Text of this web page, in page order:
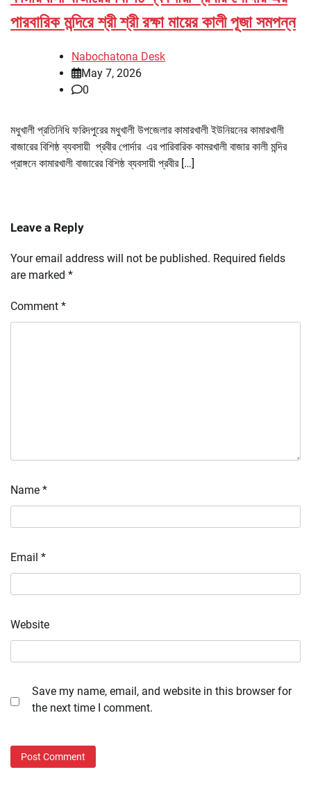
পারবারিক মন্দিরে শ্রী শ্রী রক্ষা মায়ের কালী পূজা সমপন্ন
Nabochatona Desk
May 7, 2026
0
মধুখালী প্রতিনিধি ফরিদপুরের মধুখালী উপজেলার কামারখালী ইউনিয়নের কামারখালী
বাজারের বিশিষ্ঠ ব্যবসায়ী প্রবীর পোর্দার এর পারিবারিক কামরখালী বাজার কালী মন্দির
প্রাঙ্গনে কামারখালী বাজারের বিশিষ্ঠ ব্যবসায়ী প্রবীর […]
Leave a Reply
Your email address will not be published. Required fields
are marked *
Comment *
Name *
Email *
Website
Save my name, email, and website in this browser for
the next time I comment.